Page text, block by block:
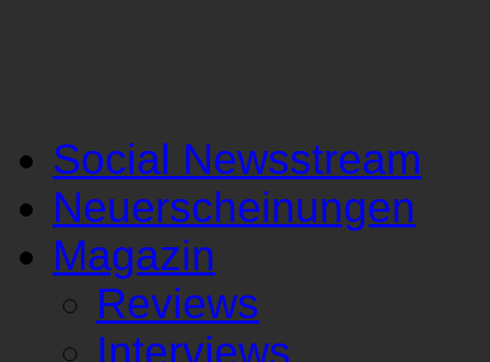
Social Newsstream
Neuerscheinungen
Magazin
Reviews
Interviews